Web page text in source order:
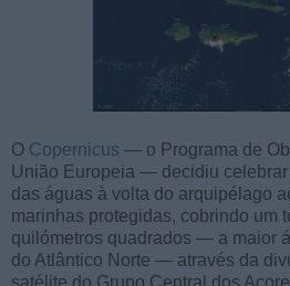
O Copernicus — o Programa de
União Europeia — decidiu
das águas à volta do arquipélago
marinhas protegidas, cobrindo um
quilómetros quadrados — a maior
do Atlântico Norte — através da
satélite do Grupo Central dos